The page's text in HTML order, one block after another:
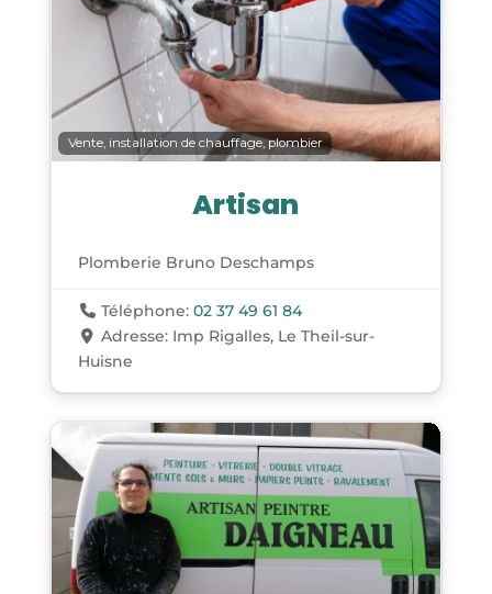
Vente, installation de chauffage, plombier
Artisan
Plomberie Bruno Deschamps
Téléphone:02 37 49 61 84
Adresse: Imp Rigalles, Le Theil-sur-
Huisne